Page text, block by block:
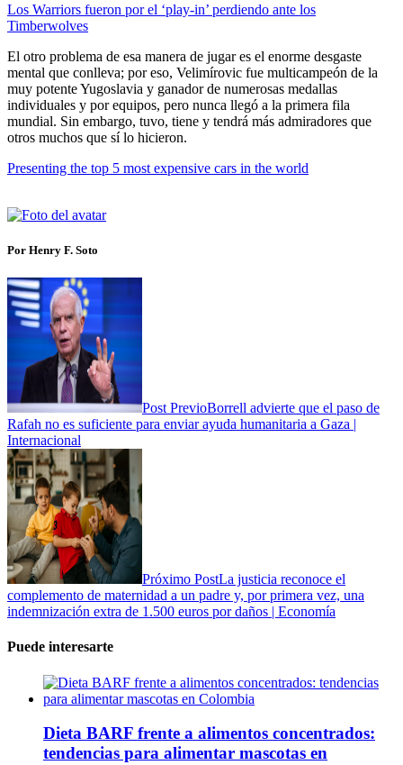
Los Warriors fueron por el ‘play-in’ perdiendo ante los
Timberwolves
El otro problema de esa manera de jugar es el enorme desgaste
mental que conlleva; por eso, Velimírovic fue multicampeón de la
muy potente Yugoslavia y ganador de numerosas medallas
individuales y por equipos, pero nunca llegó a la primera fila
mundial. Sin embargo, tuvo, tiene y tendrá más admiradores que
otros muchos que sí lo hicieron.
Presenting the top 5 most expensive cars in the world
Por Henry F. Soto
Post PrevioBorrell advierte que el paso de
Rafah no es suficiente para enviar ayuda humanitaria a Gaza |
Internacional
Próximo PostLa justicia reconoce el
complemento de maternidad a un padre y, por primera vez, una
indemnización extra de 1.500 euros por daños | Economía
Puede interesarte
Dieta BARF frente a alimentos concentrados:
tendencias para alimentar mascotas en